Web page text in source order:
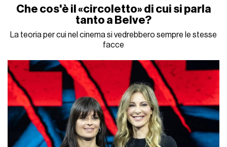
Che cos'è il «circoletto» di cui si parla
tanto a Belve?
La teoria per cui nel cinema si vedrebbero sempre le stesse
facce